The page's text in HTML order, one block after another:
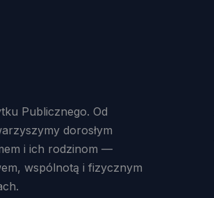
Publicznego. Od
dorosłym
i ich rodzinom —
wspólnotą i fizycznym